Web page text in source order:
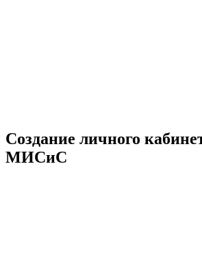
Создание личного
МИСиС